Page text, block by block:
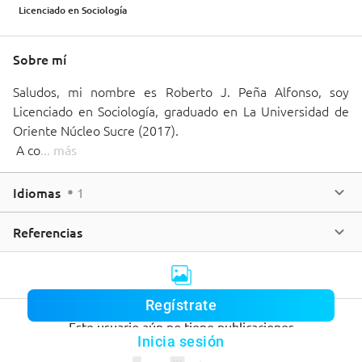
Licenciado en Sociología
Sobre mí
Saludos, mi nombre es Roberto J. Peña Alfonso, soy
Licenciado en Sociología, graduado en La Universidad de
Oriente Núcleo Sucre (2017).
A co... más
Idiomas 1
Referencias
Este usuario aún no tiene publicaciones
Regístrate
Inicia sesión